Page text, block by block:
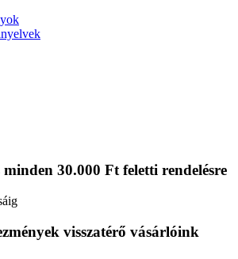
minden 30.000 Ft feletti rendelésre
visszatérő vásárlóink